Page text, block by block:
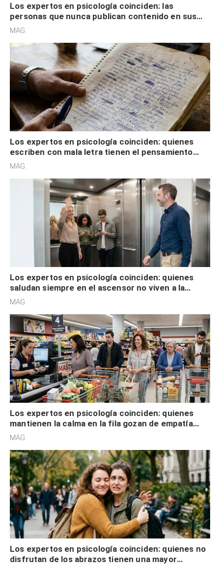
Los expertos en psicología coinciden: las
personas que nunca publican contenido en sus
redes sociales no pretenden buscar validación
MAG.
Los expertos en psicología coinciden: quienes
escriben con mala letra tienen el pensamiento
acelerado y no lo hacen por desinterés
MAG.
Los expertos en psicología coinciden: quienes
saludan siempre en el ascensor no viven a la
defensiva y tienen apertura social
MAG.
Los expertos en psicología coinciden: quienes
mantienen la calma en la fila gozan de empatía
cognitiva, gratitud y no solo tienen autocontrol
MAG.
Los expertos en psicología coinciden: quienes no
disfrutan de los abrazos tienen una mayor